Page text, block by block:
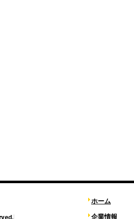
ホーム
企業情報